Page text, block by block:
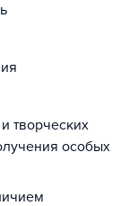
творческих
особых